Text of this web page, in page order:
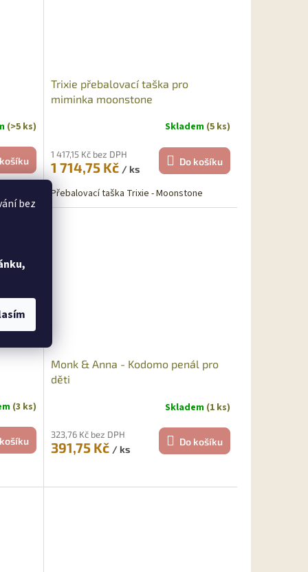
bez
(>5 ks)
Trixie přebalovací taška pro
miminka moonstone
Skladem (5 ks)
1 417,15 Kč bez DPH
1 714,75 Kč / ks
Do košíku
Přebalovací taška Trixie - Moonstone
(3 ks)
Monk & Anna - Kodomo penál pro
děti
Skladem (1 ks)
323,76 Kč bez DPH
391,75 Kč / ks
Do košíku